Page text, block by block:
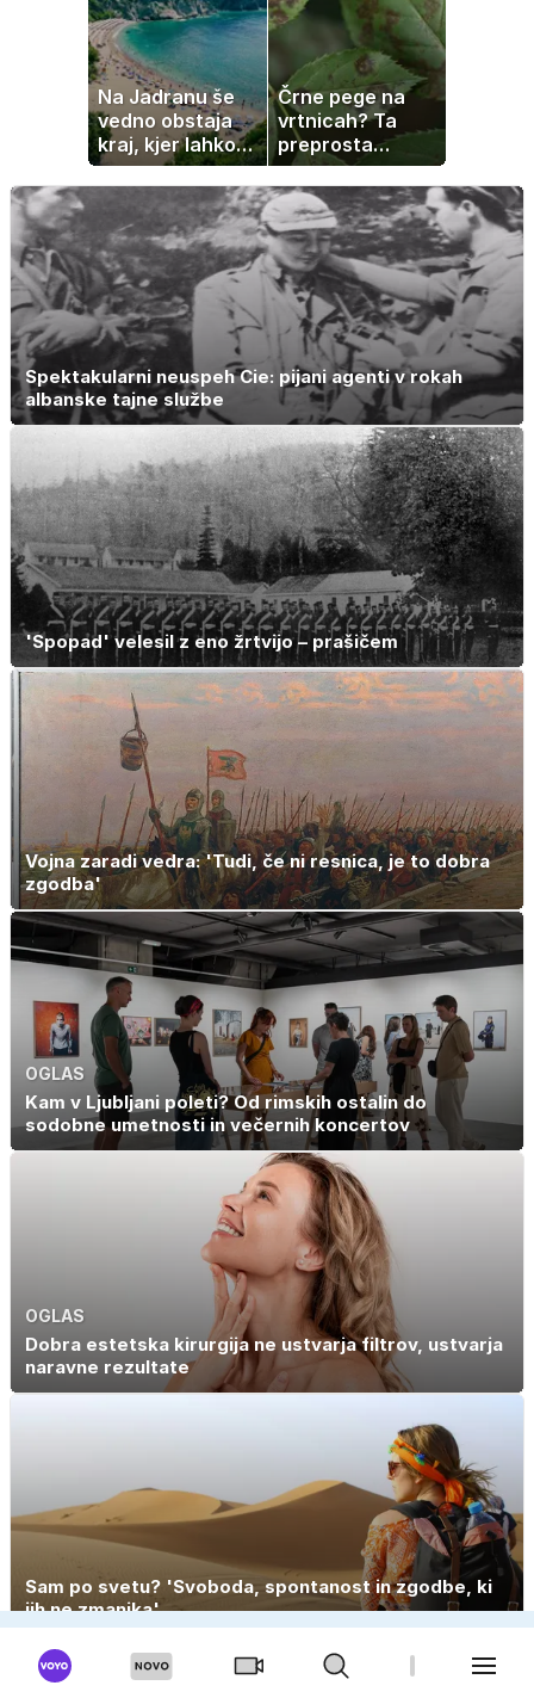
Na Jadranu še
vedno obstaja
kraj, kjer lahko
dopustujete
poceni:
nastanitev že od
10 evrov, kosilo
za pet evrov
Črne pege na
vrtnicah? Ta
preprosta
sestavina
pomaga
preprečiti
težavo
Spektakularni neuspeh Cie: pijani agenti v rokah
albanske tajne službe
'Spopad' velesil z eno žrtvijo – prašičem
Vojna zaradi vedra: 'Tudi, če ni resnica, je to dobra
zgodba'
OGLAS
Kam v Ljubljani poleti? Od rimskih ostalin do
sodobne umetnosti in večernih koncertov
OGLAS
Dobra estetska kirurgija ne ustvarja filtrov, ustvarja
naravne rezultate
Sam po svetu? 'Svoboda, spontanost in zgodbe, ki
jih ne zmanjka'
STANJE NA CESTAH